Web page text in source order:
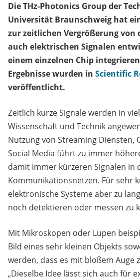
Die THz-Photonics Group der
Universität Braunschweig hat
zur zeitlichen Vergrößerung von
auch elektrischen Signalen
einem einzelnen Chip
Ergebnisse wurden in Scientific
veröffentlicht.
Zeitlich kurze Signale werden in
Wissenschaft und Technik
Nutzung von Streaming Diensten,
Social Media führt zu immer
damit immer kürzeren Signalen in
Kommunikationsnetzen. Für sehr
elektronische Systeme aber zu
noch detektieren oder messen zu
Mit Mikroskopen oder Lupen
Bild eines sehr kleinen Objekts
werden, dass es mit bloßem Auge
„Dieselbe Idee lässt sich auch für